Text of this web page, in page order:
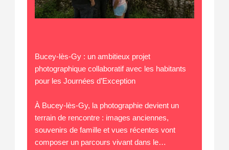
Bucey-lès-Gy : un ambitieux projet
photographique collaboratif avec les habitants
pour les Journées d’Exception
À Bucey-lès-Gy, la photographie devient un
terrain de rencontre : images anciennes,
souvenirs de famille et vues récentes vont
composer un parcours vivant dans le…